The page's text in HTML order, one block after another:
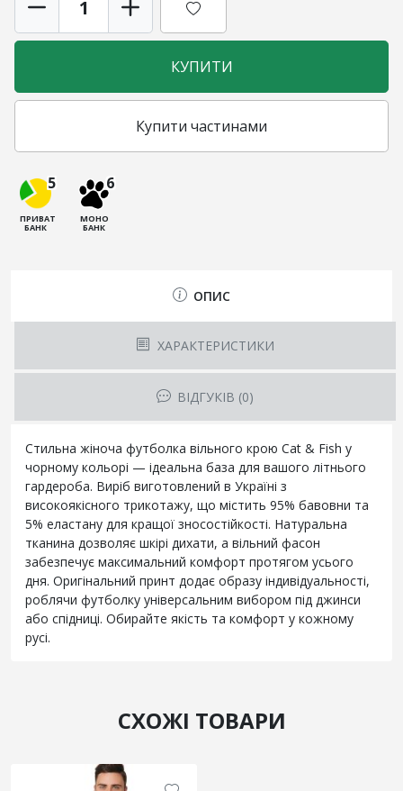
КУПИТИ
Купити частинами
5
ПРИВАТ
БАНК
6
МОНО
БАНК
ОПИС
ХАРАКТЕРИСТИКИ
ВІДГУКІВ (0)
Стильна жіноча футболка вільного крою Cat & Fish у
чорному кольорі — ідеальна база для вашого літнього
гардероба. Виріб виготовлений в Україні з
високоякісного трикотажу, що містить 95% бавовни та
5% еластану для кращої зносостійкості. Натуральна
тканина дозволяє шкірі дихати, а вільний фасон
забезпечує максимальний комфорт протягом усього
дня. Оригінальний принт додає образу індивідуальності,
роблячи футболку універсальним вибором під джинси
або спідниці. Обирайте якість та комфорт у кожному
русі.
СХОЖІ ТОВАРИ